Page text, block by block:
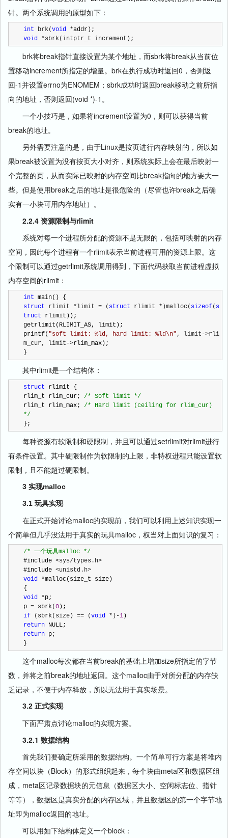
针。两个系统调用的原型如下：
int brk(void *
void *sbrk(intptr_t increment);
brk将break指针直接设置为某个地址，而sbrk将break从当前位
置移动increment所指定的增量。brk在执行成功时返回0，否则返
回-1并设置errno为ENOMEM；sbrk成功时返回break移动之前所指
向的地址，否则返回(void *)-1。
一个小技巧是，如果将increment设置为0，则可以获得当前
break的地址。
另外需要注意的是，由于Linux是按页进行内存映射的，所以如
果break被设置为没有按页大小对齐，则系统实际上会在最后映射一
个完整的页，从而实际已映射的内存空间比break指向的地方要大一
些。但是使用break之后的地址是很危险的（尽管也许break之后确
实有一小块可用内存地址）。
2.2.4 资源限制与rlimit
系统对每一个进程所分配的资源不是无限的，包括可映射的内存
空间，因此每个进程有一个rlimit表示当前进程可用的资源上限。这
个限制可以通过getrlimit系统调用得到，下面代码获取当前进程虚拟
内存空间的rlimit：
int
struct rlimit *limit = ( struct rlimit *)malloc( sizeof( s
truct rlimit));
getrlimit(RLIMIT_AS, limit);
printf( "soft limit: %ld, hard limit: %ld\n", limit->rli
m_cur, limit->rlim_max);
}
其中rlimit是一个结构体：
struct rlimit {
rlim_t rlim_cur; /* Soft limit */
rlim_t rlim_max; /*
*/
};
每种资源有软限制和硬限制，并且可以通过setrlimit对rlimit进行
有条件设置。其中硬限制作为软限制的上限，非特权进程只能设置软
限制，且不能超过硬限制。
3 实现malloc
3.1 玩具实现
在正式开始讨论malloc的实现前，我们可以利用上述知识实现一
个简单但几乎没法用于真实的玩具malloc，权当对上面知识的复习：
/* 一个玩具malloc */
#include <sys/types.h>
#include
void *malloc(size_t size)
void *p;
p = sbrk(0
if (sbrk(size) == (void *)-1
return
return p;
}
这个malloc每次都在当前break的基础上增加size所指定的字节
数，并将之前break的地址返回。这个malloc由于对所分配的内存缺
乏记录，不便于内存释放，所以无法用于真实场景。
3.2 正式实现
下面严肃点讨论malloc的实现方案。
3.2.1 数据结构
首先我们要确定所采用的数据结构。一个简单可行方案是将堆内
存空间以块（Block）的形式组织起来，每个块由meta区和数据区组
成，meta区记录数据块的元信息（数据区大小、空闲标志位、指针
等等），数据区是真实分配的内存区域，并且数据区的第一个字节地
址即为malloc返回的地址。
可以用如下结构体定义一个block：